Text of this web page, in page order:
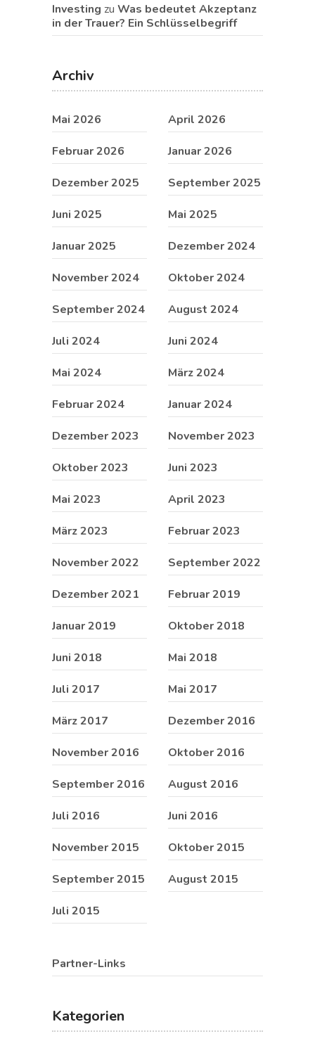
Investing zu Was bedeutet Akzeptanz
in der Trauer? Ein Schlüsselbegriff
Archiv
Mai 2026 April 2026
Februar 2026 Januar 2026
Dezember 2025 September 2025
Juni 2025 Mai 2025
Januar 2025 Dezember 2024
November 2024 Oktober 2024
September 2024 August 2024
Juli 2024 Juni 2024
Mai 2024 März 2024
Februar 2024 Januar 2024
Dezember 2023 November 2023
Oktober 2023 Juni 2023
Mai 2023 April 2023
März 2023 Februar 2023
November 2022 September 2022
Dezember 2021 Februar 2019
Januar 2019 Oktober 2018
Juni 2018 Mai 2018
Juli 2017 Mai 2017
März 2017 Dezember 2016
November 2016 Oktober 2016
September 2016 August 2016
Juli 2016 Juni 2016
November 2015 Oktober 2015
September 2015 August 2015
Juli 2015
Partner-Links
Kategorien